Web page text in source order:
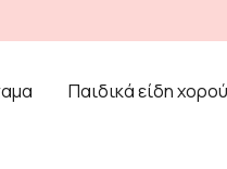
Παιδικά είδη χορού